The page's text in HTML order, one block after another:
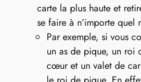
carte la plus haute et
se faire à n’importe quel
Par exemple, si vous
un as de pique, un roi
cœur et un valet de